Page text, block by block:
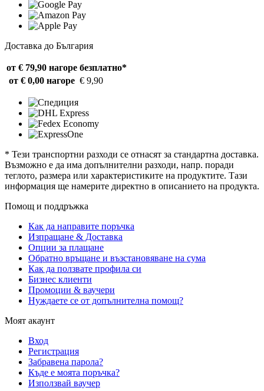
Доставка до България
от € 79,90 нагоре безплатно*
от € 0,00 нагоре € 9,90
* Тези транспортни разходи се отнасят за стандартна доставка.
Възможно е да има допълнителни разходи, напр. поради
теглото, размера или характеристиките на продуктите. Тази
информация ще намерите директно в описанието на продукта.
Помощ и поддръжка
Как да направите поръчка
Изпращане & Доставка
Опции за плащане
Обратно връщане и възстановяване на сума
Как да ползвате профила си
Бизнес клиенти
Промоции & ваучери
Нуждаете се от допълнителна помощ?
Моят акаунт
Вход
Регистрация
Забравена парола?
Къде е моята поръчка?
Използвай ваучер